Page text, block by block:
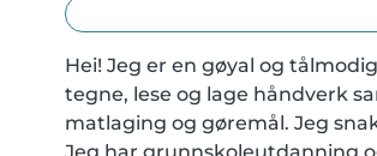
Hei! Jeg er en gøyal og
tegne, lese og lage håndverk
matlaging og gøremål. Jeg
Jeg har grunnskoleutdanning